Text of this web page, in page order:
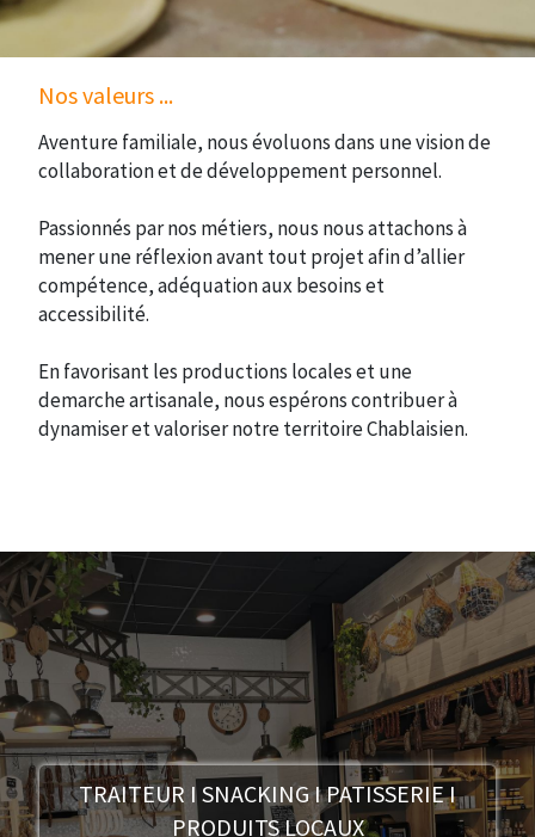
Nos valeurs ...
Aventure familiale, nous évoluons dans une vision de
collaboration et de développement personnel.
Passionnés par nos métiers, nous nous attachons à
mener une réflexion avant tout projet afin d’allier
compétence, adéquation aux besoins et
accessibilité.
En favorisant les productions locales et une
demarche artisanale, nous espérons contribuer à
dynamiser et valoriser notre territoire Chablaisien.
TRAITEUR I SNACKING I PATISSERIE I
PRODUITS LOCAUX